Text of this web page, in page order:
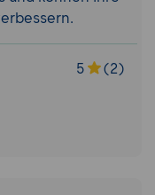
5
(2)